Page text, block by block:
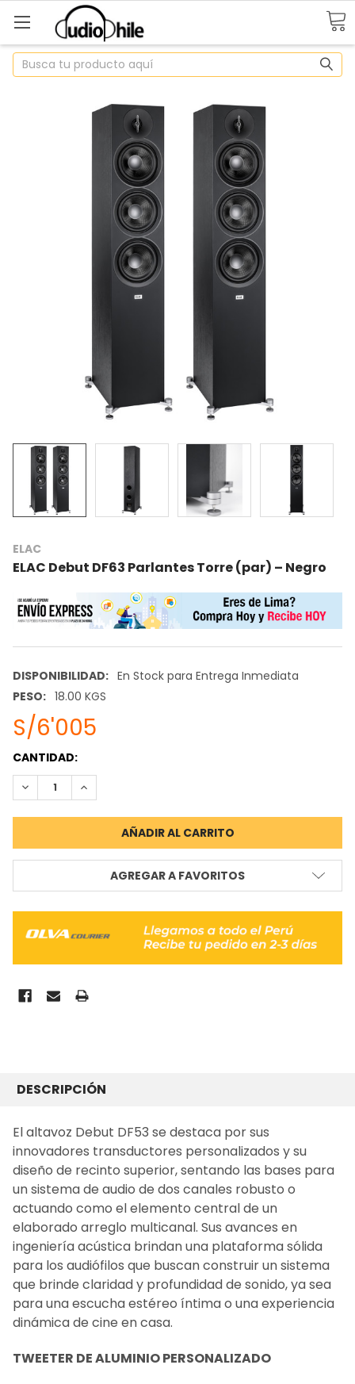
Buscar
ELAC
ELAC Debut DF63 Parlantes Torre (par) – Negro
DISPONIBILIDAD: En Stock para Entrega Inmediata
PESO: 18.00 KGS
S/6'005
STOCK
ACTUAL:
CANTIDAD:
REDUCIR CANTIDAD:INCREMENTAR CANTIDAD:
AGREGAR A FAVORITOS
JUNTOS
SELECCIONAR
TODO
AÑADIR LO
SELECCIONADO
AL CARRITO
DESCRIPCIÓN
El altavoz Debut DF53 se destaca por sus
innovadores transductores personalizados y su
diseño de recinto superior, sentando las bases para
un sistema de audio de dos canales robusto o
actuando como el elemento central de un
elaborado arreglo multicanal. Sus avances en
ingeniería acústica brindan una plataforma sólida
para los audiófilos que buscan construir un sistema
que brinde claridad y profundidad de sonido, ya sea
para una escucha estéreo íntima o una experiencia
dinámica de cine en casa.
TWEETER DE ALUMINIO PERSONALIZADO